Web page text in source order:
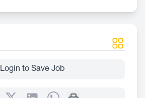
Login to Save Job